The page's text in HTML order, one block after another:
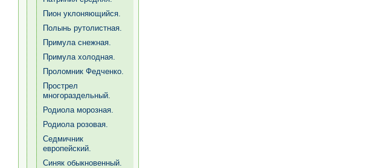
Пион уклоняющийся.
Полынь рутолистная.
Примула снежная.
Примула холодная.
Проломник Федченко.
Прострел
многораздельный.
Родиола морозная.
Родиола розовая.
Седмичник
европейский.
Синяк обыкновенный.